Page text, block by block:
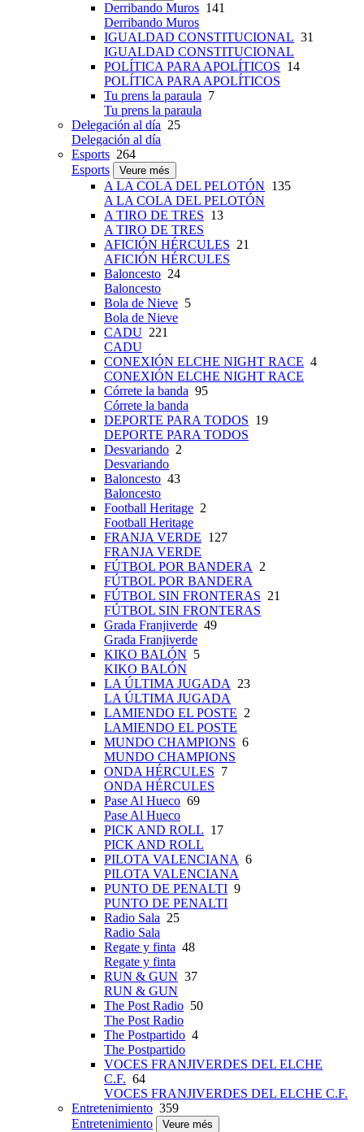
Derribando Muros 141
Derribando Muros
IGUALDAD CONSTITUCIONAL 31
IGUALDAD CONSTITUCIONAL
POLÍTICA PARA APOLÍTICOS 14
POLÍTICA PARA APOLÍTICOS
Tu prens la paraula 7
Tu prens la paraula
Delegación al día 25
Delegación al día
Esports 264
Esports
Veure més
A LA COLA DEL PELOTÓN 135
A LA COLA DEL PELOTÓN
A TIRO DE TRES 13
A TIRO DE TRES
AFICIÓN HÉRCULES 21
AFICIÓN HÉRCULES
Baloncesto 24
Baloncesto
Bola de Nieve 5
Bola de Nieve
CADU 221
CADU
CONEXIÓN ELCHE NIGHT RACE 4
CONEXIÓN ELCHE NIGHT RACE
Córrete la banda 95
Córrete la banda
DEPORTE PARA TODOS 19
DEPORTE PARA TODOS
Desvariando 2
Desvariando
Baloncesto 43
Baloncesto
Football Heritage 2
Football Heritage
FRANJA VERDE 127
FRANJA VERDE
FÚTBOL POR BANDERA 2
FÚTBOL POR BANDERA
FÚTBOL SIN FRONTERAS 21
FÚTBOL SIN FRONTERAS
Grada Franjiverde 49
Grada Franjiverde
KIKO BALÓN 5
KIKO BALÓN
LA ÚLTIMA JUGADA 23
LA ÚLTIMA JUGADA
LAMIENDO EL POSTE 2
LAMIENDO EL POSTE
MUNDO CHAMPIONS 6
MUNDO CHAMPIONS
ONDA HÉRCULES 7
ONDA HÉRCULES
Pase Al Hueco 69
Pase Al Hueco
PICK AND ROLL 17
PICK AND ROLL
PILOTA VALENCIANA 6
PILOTA VALENCIANA
PUNTO DE PENALTI 9
PUNTO DE PENALTI
Radio Sala 25
Radio Sala
Regate y finta 48
Regate y finta
RUN & GUN 37
RUN & GUN
The Post Radio 50
The Post Radio
The Postpartido 4
The Postpartido
VOCES FRANJIVERDES DEL ELCHE
C.F. 64
VOCES FRANJIVERDES DEL ELCHE C.F.
Entretenimiento 359
Entretenimiento
Veure més